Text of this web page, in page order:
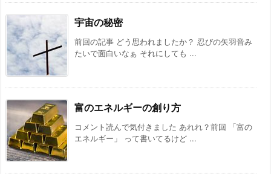
宇宙の秘密
前回の記事 どう思われましたか？ 忍びの矢羽音み
たいで面白いなぁ それにしても ...
富のエネルギーの創り方
コメント読んで気付きました あれれ？前回 「富の
エネルギー」 って書いてるけど ...